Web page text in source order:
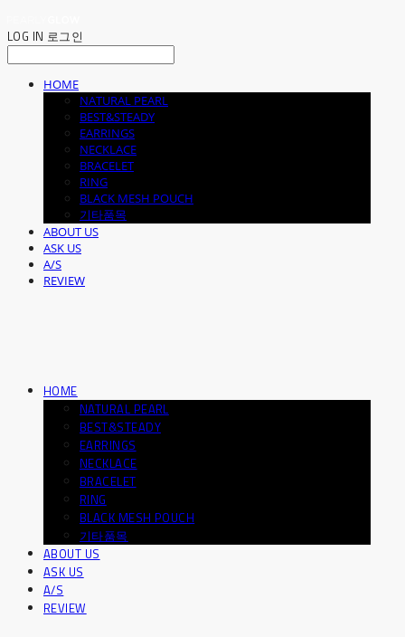
LOG IN 로그인
HOME
NATURAL PEARL
BEST&STEADY
EARRINGS
NECKLACE
BRACELET
RING
BLACK MESH POUCH
기타품목
ABOUT US
ASK US
A/S
REVIEW
HOME
NATURAL PEARL
BEST&STEADY
EARRINGS
NECKLACE
BRACELET
RING
BLACK MESH POUCH
기타품목
ABOUT US
ASK US
A/S
REVIEW